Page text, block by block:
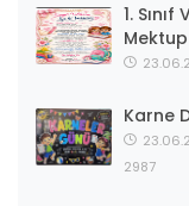
1.
Mektup
Karne
2987